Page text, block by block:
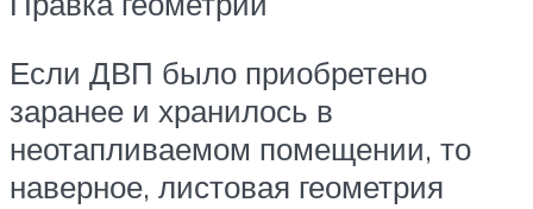
Если ДВП было приобретено
заранее и хранилось в
неотапливаемом помещении, то
наверное, листовая геометрия